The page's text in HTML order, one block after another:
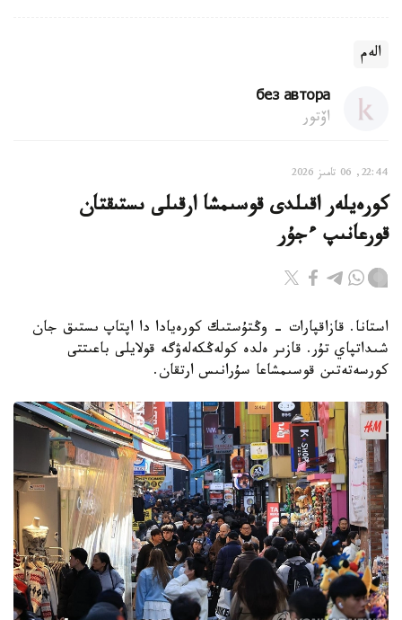
الەم
без автора
اۆتور
22:44, 06 تامىز 2026
كورەيلەر اقىلدى قوسىمشا ارقىلى ىستىقتان
قورعانىپ ءجۇر
استانا. قازاقپارات - وڭتۇستىك كورەيادا دا اپتاپ ىستىق جان
شىداتپاي تۇر. قازىر ەلدە كولەڭكەلەۋگە قولايلى باعىتتى
كورسەتەتىن قوسىمشاعا سۇرانىس ارتقان.